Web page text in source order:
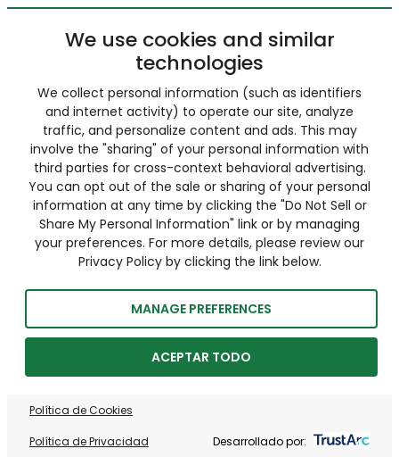
We use cookies and similar
technologies
We collect personal information (such as identifiers
and internet activity) to operate our site, analyze
traffic, and personalize content and ads. This may
involve the "sharing" of your personal information with
third parties for cross-context behavioral advertising.
You can opt out of the sale or sharing of your personal
information at any time by clicking the "Do Not Sell or
Share My Personal Information" link or by managing
your preferences. For more details, please review our
Privacy Policy by clicking the link below.
MANAGE PREFERENCES
ACEPTAR TODO
Política de Cookies
Política de Privacidad Desarrollado por: